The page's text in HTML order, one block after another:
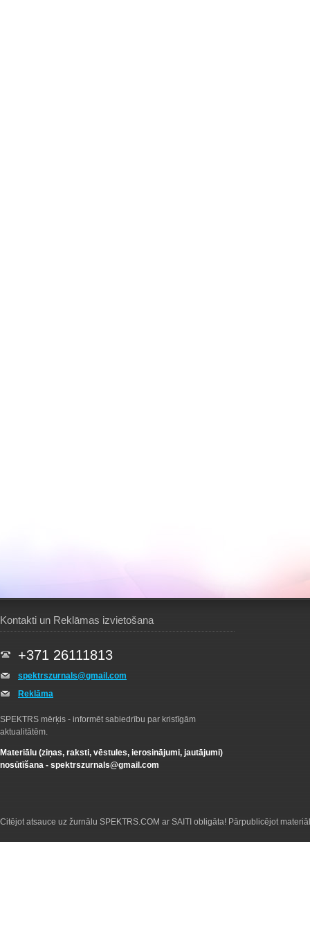
Kontakti un Reklāmas izvietošana
+371 26111813
spektrszurnals@gmail.com
Reklāma
SPEKTRS mērķis - informēt sabiedrību par kristīgām
aktualitātēm.
Materiālu (ziņas, raksti, vēstules, ierosinājumi, jautājumi)
nosūtīšana - spektrszurnals@gmail.com
Citējot atsauce uz žurnālu SPEKTRS.COM ar SAITI obligāta! Pārpublicējot